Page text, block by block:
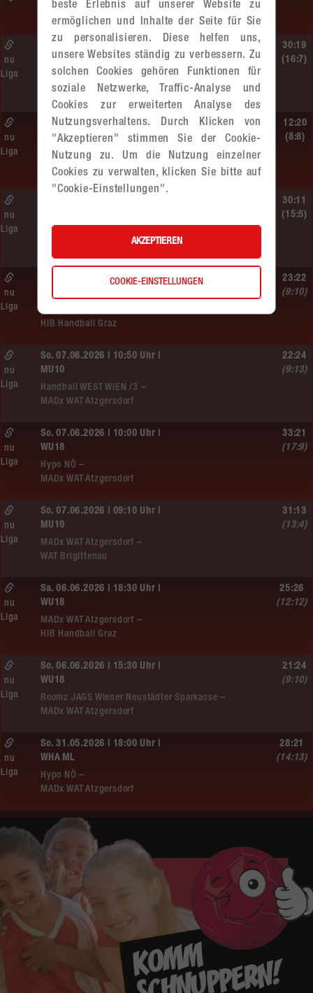
MADx WAT Atzgersdorf
Sa. 13.06.2026 | 19:05 Uhr |
WU12
MADx WAT Atzgersdorf –
HIB Handball Graz
nu
Liga
30:19
(16:7)
Sa. 13.06.2026 | 14:30 Uhr |
WU12
Hypo NÖ –
MADx WAT Atzgersdorf
nu
Liga
12:20
(8:8)
nu
Liga
30:11
(15:5)
So. 07.06.2026 | 14:30 Uhr |
MADx WAT Atzgersdorf –
HIB Handball Graz
nu
Liga
23:22
(9:10)
So. 07.06.2026 | 10:50 Uhr |
MU10
Handball WEST WIEN /3 –
MADx WAT Atzgersdorf
nu
Liga
22:24
(9:13)
So. 07.06.2026 | 10:00 Uhr |
WU18
Hypo NÖ –
MADx WAT Atzgersdorf
nu
Liga
33:21
(17:9)
So. 07.06.2026 | 09:10 Uhr |
MU10
MADx WAT Atzgersdorf –
WAT Brigittenau
nu
Liga
31:13
(13:4)
Sa. 06.06.2026 | 18:30 Uhr |
WU18
MADx WAT Atzgersdorf –
HIB Handball Graz
nu
Liga
25:26
(12:12)
So. 06.06.2026 | 15:30 Uhr |
WU18
Roomz JAGS Wiener Neustädter Sparkasse –
MADx WAT Atzgersdorf
nu
Liga
21:24
(9:10)
So. 31.05.2026 | 18:00 Uhr |
WHA ML
Hypo NÖ –
MADx WAT Atzgersdorf
nu
Liga
28:21
(14:13)
beste Erlebnis auf unserer Website zu
ermöglichen und Inhalte der Seite für Sie
zu personalisieren. Diese helfen uns,
unsere Websites ständig zu verbessern. Zu
solchen Cookies gehören Funktionen für
soziale Netzwerke, Traffic-Analyse und
Cookies zur erweiterten Analyse des
Nutzungsverhaltens. Durch Klicken von
"Akzeptieren" stimmen Sie der Cookie-
Nutzung zu. Um die Nutzung einzelner
Cookies zu verwalten, klicken Sie bitte auf
"Cookie-Einstellungen".
AKZEPTIEREN
COOKIE-EINSTELLUNGEN